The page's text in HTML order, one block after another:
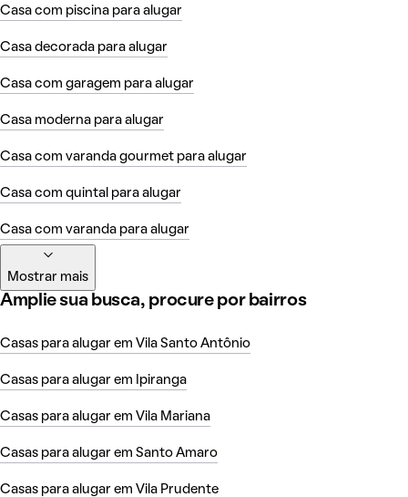
Casa com piscina para alugar
Casa decorada para alugar
Casa com garagem para alugar
Casa moderna para alugar
Casa com varanda gourmet para alugar
Casa com quintal para alugar
Casa com varanda para alugar
Mostrar mais
Amplie sua busca, procure por bairros
Casas para alugar em Vila Santo Antônio
Casas para alugar em Ipiranga
Casas para alugar em Vila Mariana
Casas para alugar em Santo Amaro
Casas para alugar em Vila Prudente